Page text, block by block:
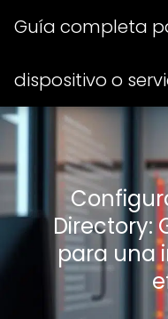
Guía completa
dispositivo o
Directory:
para una